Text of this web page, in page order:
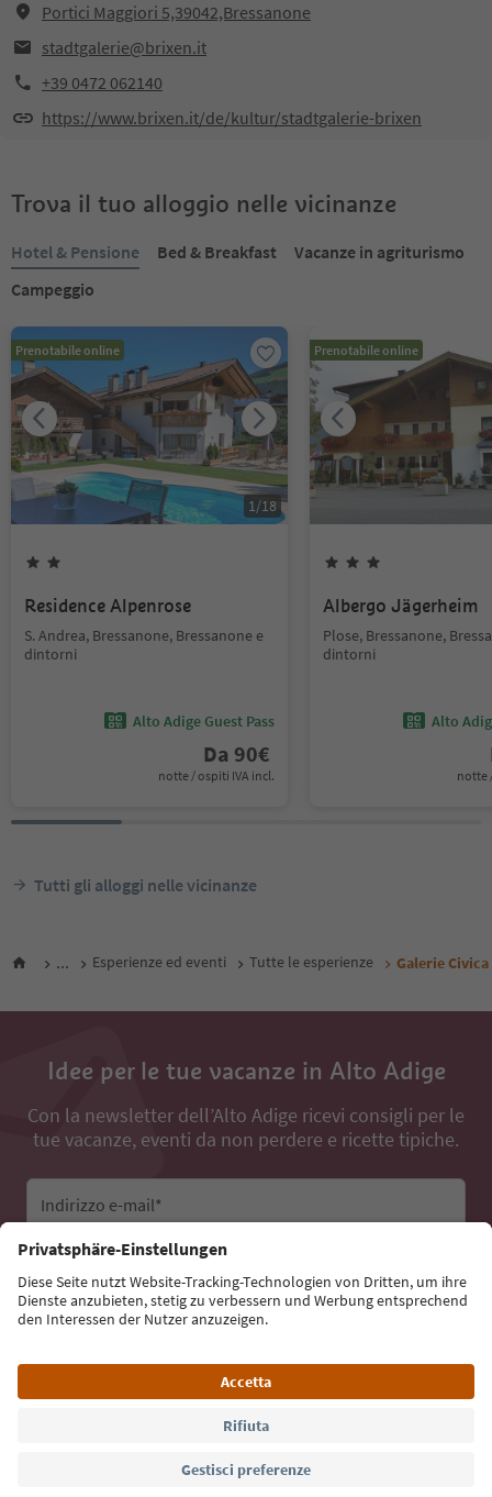
Portici Maggiori 5,39042,Bressanone
stadtgalerie@brixen.it
+39 0472 062140
https://www.brixen.it/de/kultur/stadtgalerie-brixen
Trova il tuo alloggio nelle vicinanze
Hotel & Pensione Bed & Breakfast
Vacanze in agriturismo
Campeggio
Prenotabile online
1/18
Residence Alpenrose
S. Andrea, Bressanone, Bressanone e
dintorni
Alto Adige Guest Pass
Da 90€
notte / ospiti IVA incl.
Prenotabile online
Albergo Jägerheim
Plose, Bressanone,
dintorni
Alto
notte
Tutti gli alloggi nelle vicinanze
... Esperienze ed eventi Tutte le esperienze Galerie
Idee per le tue vacanze in Alto Adige
Con la newsletter dell’Alto Adige ricevi consigli per le
tue vacanze, eventi da non perdere e ricette tipiche.
Indirizzo e-mail*
Iscriviti alla newsletter